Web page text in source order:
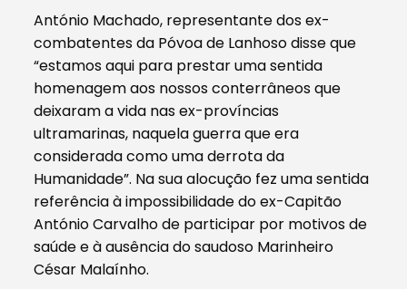
António Machado, representante dos ex-
combatentes da Póvoa de Lanhoso disse que
“estamos aqui para prestar uma sentida
homenagem aos nossos conterrâneos que
deixaram a vida nas ex-províncias
ultramarinas, naquela guerra que era
considerada como uma derrota da
Humanidade”. Na sua alocução fez uma sentida
referência à impossibilidade do ex-Capitão
António Carvalho de participar por motivos de
saúde e à ausência do saudoso Marinheiro
César Malaínho.